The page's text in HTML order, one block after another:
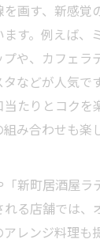
画す、新感覚
す。例えば、
や、カフェラ
などが人気で
たりとコクを
み合わせも楽
新町居酒屋ラ
る店舗では、
レンジ料理も